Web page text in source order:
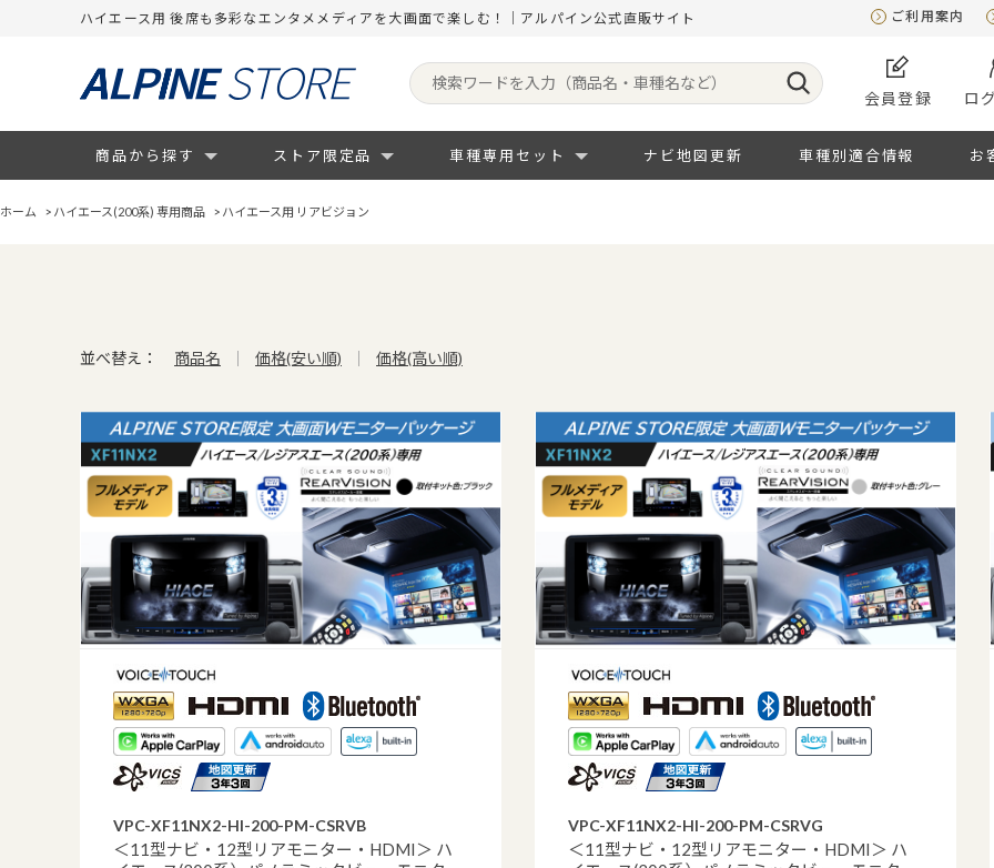
ハイエース用 後席も多彩なエンタメメディアを大画面で楽しむ！｜アルパイン公式直販サイト ご利用案内
会員登録 ロ
商品から探す ストア限定品 車種専用セット ナビ地図更新 車種別適合情報 お
ホーム > ハイエース(200系) 専用商品 > ハイエース用 リアビジョン
並べ替え： 商品名 価格(安い順) 価格(高い順)
VPC-XF11NX2-HI-200-PM-CSRVB
＜11型ナビ・12型リアモニター・HDMI＞ ハ
VPC-XF11NX2-HI-200-PM-CSRVG
＜11型ナビ・12型リアモニター・HDMI＞ ハ